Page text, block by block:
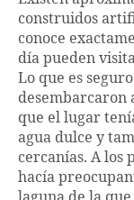
construidos
conoce
día pueden
Lo que es
desembarcaron
que el lugar
agua dulce y
cercanías. A los
hacía